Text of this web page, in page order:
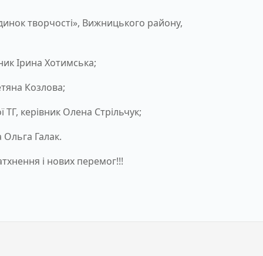
творчості», Вижницького району,
Ірина Хотимська;
Козлова;
керівник Олена Стрільчук;
Галак.
і нових перемог!!!